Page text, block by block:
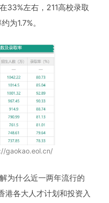
33%左右，211高校录取
为1.7%。
gaokao.eol.cn/
为什么近一两年流行的
港各大人才计划和投资入